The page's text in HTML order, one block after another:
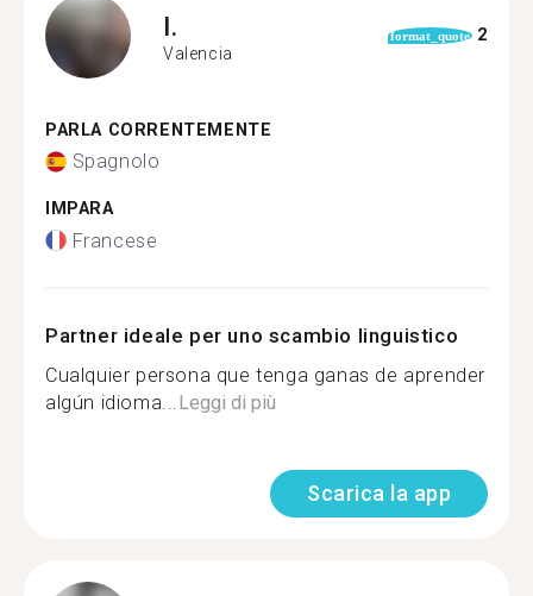
I.
Valencia
format_quote 2
PARLA CORRENTEMENTE
Spagnolo
IMPARA
Francese
Partner ideale per uno scambio linguistico
Cualquier persona que tenga ganas de aprender
algún idioma... Leggi di più
Scarica la app